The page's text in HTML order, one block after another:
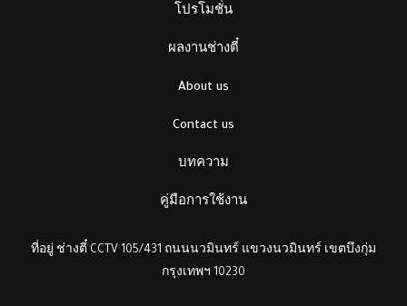
โปรโมชั่น
ผลงานช่างตี๋
About us
Contact us
บทความ
คู่มือการใช้งาน
ที่อยู่ ช่างตี๋ CCTV 105/431 ถนนนวมินทร์ แขวงนวมินทร์ เขตบึงกุ่ม
กรุงเทพฯ 10230